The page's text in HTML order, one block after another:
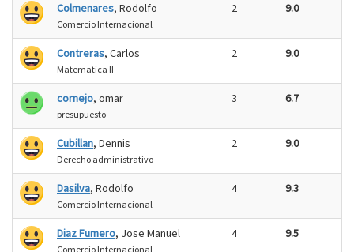
Colmenares, Rodolfo
Comercio Internacional
2 9.0
Contreras, Carlos
Matematica II
2 9.0
cornejo, omar
presupuesto
3 6.7
Cubillan, Dennis
Derecho administrativo
2 9.0
Dasilva, Rodolfo
Comercio Internacional
4 9.3
Diaz Fumero, Jose Manuel
Comercio Internacional
4 9.5